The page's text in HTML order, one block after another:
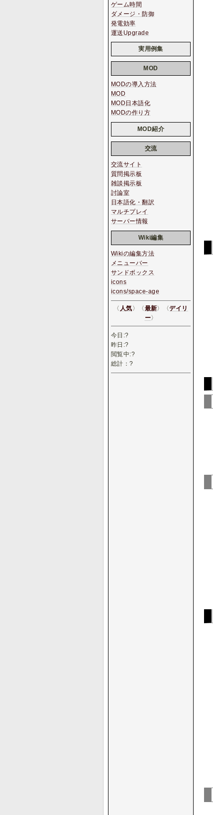
ゲーム時間
ダメージ・防御
発電効率
運送Upgrade
実用例集
MOD
MODの導入方法
MOD
MOD日本語化
MODの作り方
MOD紹介
交流
交流サイト
質問掲示板
雑談掲示板
討論室
日本語化・翻訳
マルチプレイ
サーバー情報
Wiki編集
Wikiの編集方法
メニューバー
サンドボックス
icons
icons/space-age
〈 人気 〉〈 最新〉〈デイリ
ー〉
今日:?
昨日:?
閲覧中:?
総計：?